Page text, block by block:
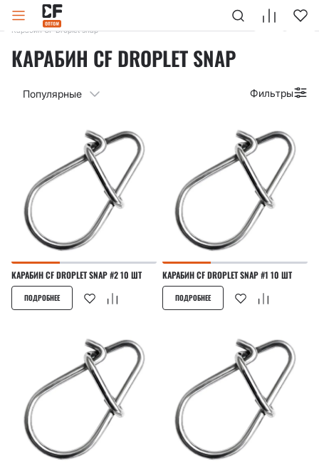
Главная Каталог
Карабин CF Droplet snap
КАРАБИН CF DROPLET SNAP
Фильтры
Популярные
КАРАБИН CF DROPLET SNAP #2 10 ШТ
ПОДРОБНЕЕ
КАРАБИН CF DROPLET SNAP #1 10 ШТ
ПОДРОБНЕЕ